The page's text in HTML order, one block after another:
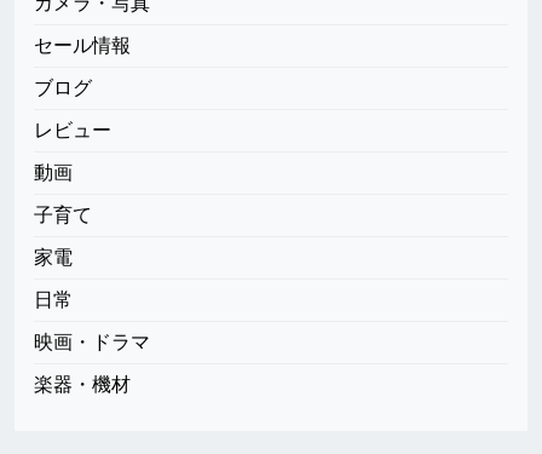
セール情報
ブログ
レビュー
動画
子育て
家電
日常
映画・ドラマ
楽器・機材